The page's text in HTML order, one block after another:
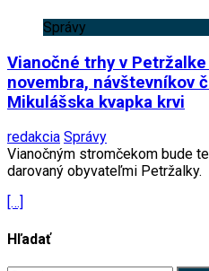
Správy
Vianočné trhy v
novembra, návštevníkov
Mikulášska kvapka krvi
redakcia Správy
Vianočným stromčekom bude
darovaný obyvateľmi Petržalky.
[…]
Hľadať